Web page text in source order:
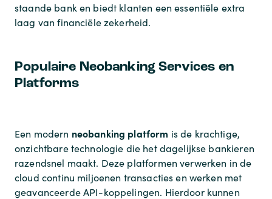
staande bank en biedt klanten een essentiële extra
laag van financiële zekerheid.
Populaire Neobanking Services en
Platforms
Een modern neobanking platform is de krachtige,
onzichtbare technologie die het dagelijkse bankieren
razendsnel maakt. Deze platformen verwerken in de
cloud continu miljoenen transacties en werken met
geavanceerde API-koppelingen. Hierdoor kunnen